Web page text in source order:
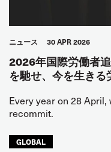
ニュース 30 APR 2026
2026年国際労働者
を馳せ、今を生きる
Every year on 28
recommit.
GLOBAL